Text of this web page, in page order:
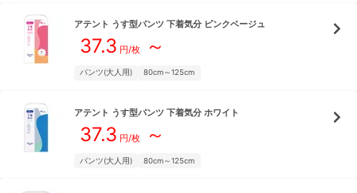
アテント うす型パンツ 下着気分 ピンクベージュ
37.3 円/枚～
パンツ(大人用) 80cm～125cm
アテント うす型パンツ 下着気分 ホワイト
37.3 円/枚～
パンツ(大人用) 80cm～125cm